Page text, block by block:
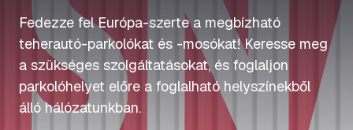
Fedezze fel Európa-szerte a megbízható
teherautó-parkolókat és -mosókat! Keresse meg
a szükséges szolgáltatásokat, és foglaljon
parkolóhelyet előre a foglalható helyszínekből
álló hálózatunkban.